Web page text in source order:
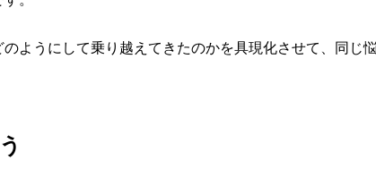
ようにして乗り越えてきたのかを具現化させて、同じ